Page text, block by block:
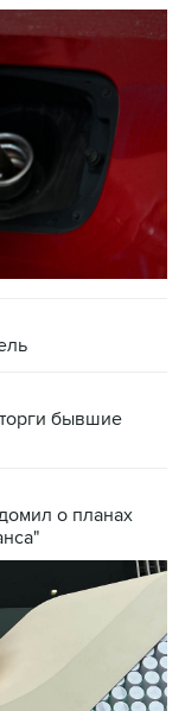
бывшие
о планах